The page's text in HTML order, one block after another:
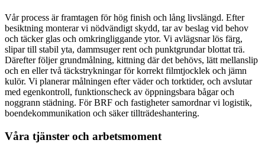
Vår process är framtagen för hög finish och lång livslängd. Efter
besiktning monterar vi nödvändigt skydd, tar av beslag vid behov
och täcker glas och omkringliggande ytor. Vi avlägsnar lös färg,
slipar till stabil yta, dammsuger rent och punktgrundar blottat trä.
Därefter följer grundmålning, kittning där det behövs, lätt mellanslip
och en eller två täckstrykningar för korrekt filmtjocklek och jämn
kulör. Vi planerar målningen efter väder och torktider, och avslutar
med egenkontroll, funktionscheck av öppningsbara bågar och
noggrann städning. För BRF och fastigheter samordnar vi logistik,
boendekommunikation och säker tillträdeshantering.
Våra tjänster och arbetsmoment